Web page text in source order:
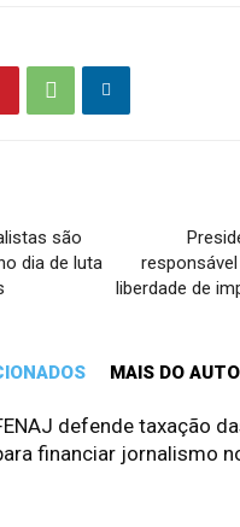
são
dia de luta
liberdade de
MAIS DO
defende taxação
financiar jornalismo